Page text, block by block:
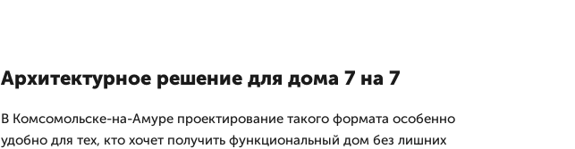
Архитектурное решение для дома 7 на 7
В Комсомольске-на-Амуре проектирование такого формата особенно
удобно для тех, кто хочет получить функциональный дом без лишних